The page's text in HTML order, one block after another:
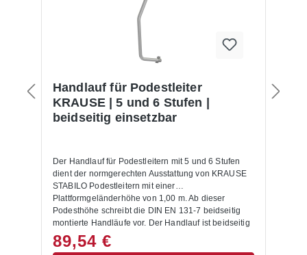
Handlauf für Podestleiter
KRAUSE | 5 und 6 Stufen |
beidseitig einsetzbar
Der Handlauf für Podestleitern mit 5 und 6 Stufen
dient der normgerechten Ausstattung von KRAUSE
STABILO Podestleitern mit einer
Plattformgeländerhöhe von 1,00 m. Ab dieser
Podesthöhe schreibt die DIN EN 131-7 beidseitig
montierte Handläufe vor. Der Handlauf ist beidseitig
einsetzbar und lässt sich über das KRAUSE
Connect-System stabil und ohne störende Kupplung
89,54 €